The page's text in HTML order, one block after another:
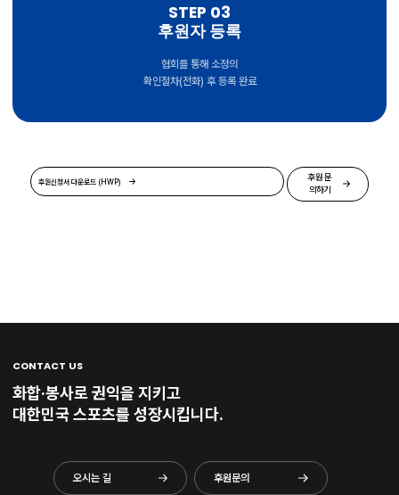
STEP 03
후원자 등록
협회를 통해 소정의
확인절차(전화) 후 등록 완료
후원신청서 다운로드 (HWP)
후원 문
의하기
CONTACT US
화합·봉사로 권익을 지키고
대한민국 스포츠를 성장시킵니다.
오시는 길 후원문의